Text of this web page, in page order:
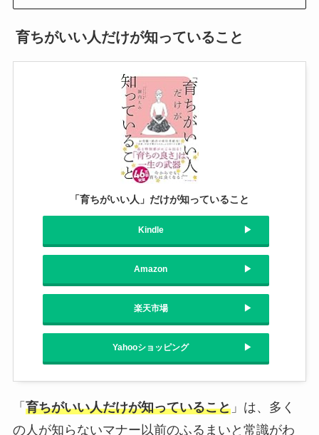
育ちがいい人だけが知っていること
「育ちがいい人」だけが知っていること
Kindle
Amazon
楽天市場
Yahooショッピング
「 育ちがいい人だけが知っていること」は、多く
の人が知らないマナー以前のふるまいと常識がわ